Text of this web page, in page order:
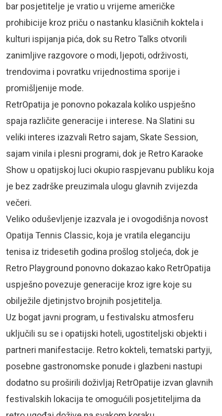
bar posjetitelje je vratio u vrijeme američke
prohibicije kroz priču o nastanku klasičnih koktela i
kulturi ispijanja pića, dok su Retro Talks otvorili
zanimljive razgovore o modi, ljepoti, održivosti,
trendovima i povratku vrijednostima sporije i
promišljenije mode.
RetrOpatija je ponovno pokazala koliko uspješno
spaja različite generacije i interese. Na Slatini su
veliki interes izazvali Retro sajam, Skate Session,
sajam vinila i plesni programi, dok je Retro Karaoke
Show u opatijskoj luci okupio raspjevanu publiku koja
je bez zadrške preuzimala ulogu glavnih zvijezda
večeri.
Veliko oduševljenje izazvala je i ovogodišnja novost
Opatija Tennis Classic, koja je vratila eleganciju
tenisa iz tridesetih godina prošlog stoljeća, dok je
Retro Playground ponovno dokazao kako RetrOpatija
uspješno povezuje generacije kroz igre koje su
obilježile djetinjstvo brojnih posjetitelja.
Uz bogat javni program, u festivalsku atmosferu
uključili su se i opatijski hoteli, ugostiteljski objekti i
partneri manifestacije. Retro kokteli, tematski partyji,
posebne gastronomske ponude i glazbeni nastupi
dodatno su proširili doživljaj RetrOpatije izvan glavnih
festivalskih lokacija te omogućili posjetiteljima da